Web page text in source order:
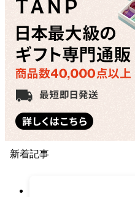
新着記事